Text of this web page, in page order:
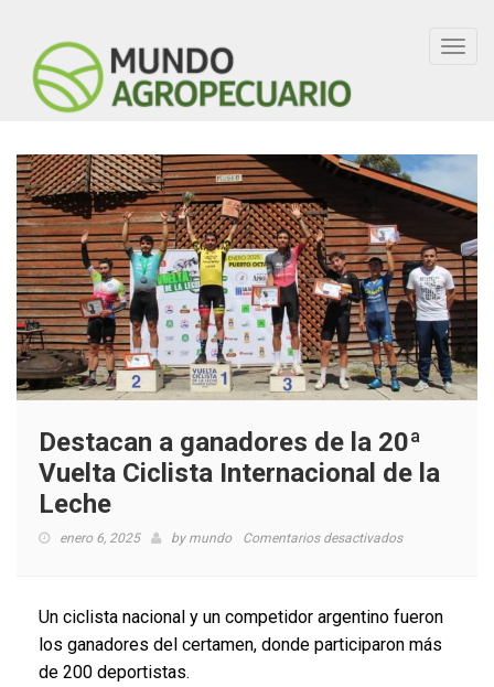
Destacan a ganadores de la 20ª
Vuelta Ciclista Internacional de la
Leche
enero 6, 2025 by mundo Comentarios desactivadosen
de
la
Un ciclista nacional y un competidor argentino fueron
los ganadores del certamen, donde participaron más
de 200 deportistas.